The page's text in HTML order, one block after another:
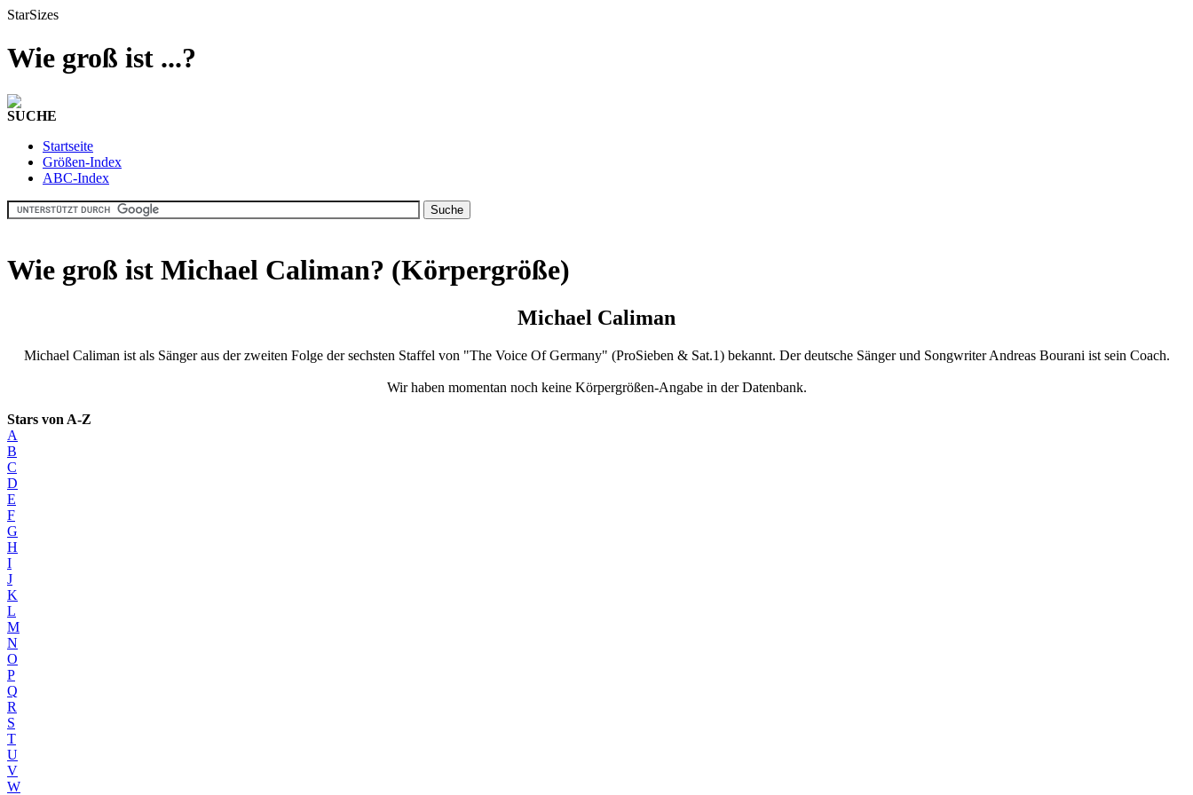
StarSizes
Wie groß ist ...?
SUCHE
Startseite
Größen-Index
ABC-Index
Wie groß ist Michael Caliman? (Körpergröße)
Michael Caliman
Michael Caliman ist als Sänger aus der zweiten Folge der sechsten Staffel von "The Voice Of Germany" (ProSieben & Sat.1) bekannt. Der deutsche Sänger und Songwriter Andreas Bourani ist sein Coach.
Wir haben momentan noch keine Körpergrößen-Angabe in der Datenbank.
Stars von A-Z
A
B
C
D
E
F
G
H
I
J
K
L
M
N
O
P
Q
R
S
T
U
V
W